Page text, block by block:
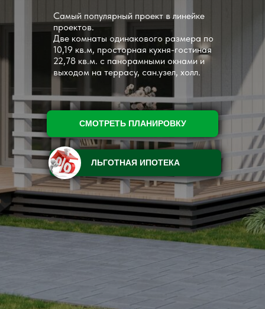
Самый популярный проект в линейке
проектов.
Две комнаты одинакового размера по
10,19 кв.м, просторная кухня-гостиная
22,78 кв.м. с панорамными окнами и
выходом на террасу, сан.узел, холл.
СМОТРЕТЬ ПЛАНИРОВКУ
ЛЬГОТНАЯ ИПОТЕКА